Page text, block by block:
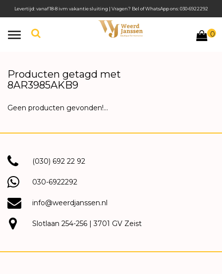
Toggle
0
Levertijd: vanaf 18-8 ivm vakantie sluiting | Vragen? Bel of WhatsApp ons: 030-6922292
Producten getagd met
8AR3985AKB9
Geen producten gevonden!...
(030) 692 22 92
030-6922292
info@weerdjanssen.nl
Slotlaan 254-256 | 3701 GV Zeist